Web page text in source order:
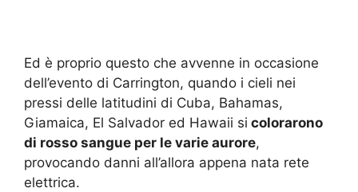
Ed è proprio questo che avvenne in occasione
dell’evento di Carrington, quando i cieli nei
pressi delle latitudini di Cuba, Bahamas,
Giamaica, El Salvador ed Hawaii si colorarono
di rosso sangue per le varie aurore,
provocando danni all’allora appena nata rete
elettrica.